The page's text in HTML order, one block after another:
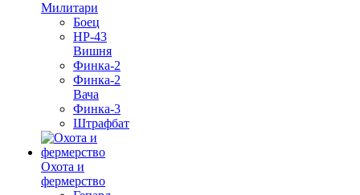
Милитари
Боец
НР-43
Вишня
Финка-2
Финка-2
Вача
Финка-3
Штрафбат
Охота и
фермерство